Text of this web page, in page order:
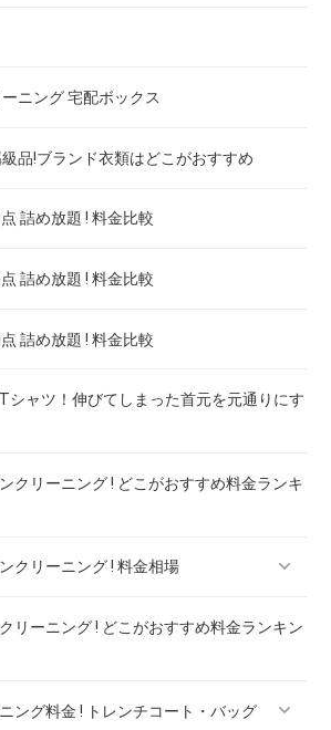
ニング 高品質 料金 比較
！宅配クリーニング 高品質 料金 比較
配クリーニング 高品質 料金 比較
管付き ダウン ! 安いランキング
管付き スノボーウェア ! 安いランキング
管付き 毛布 ! 安いランキング
ニング 宅配ボックス
品!ブランド衣類はどこがおすすめ
詰め放題 ! 料金比較
詰め放題 ! 料金比較
詰め放題 ! 料金比較
ャツ！伸びてしまった首元を元通りにす
クリーニング ! どこがおすすめ料金ランキ
クリーニング ! 料金相場
ンのリペア ! 料金ランキング
リーニング ! どこがおすすめ料金ランキン
ング料金 ! トレンチコート・バッグ